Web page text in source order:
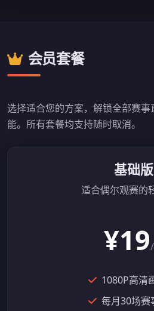
会员套餐
选择适合您的方案，解锁全部赛
能。所有套餐均支持随时取消。
基础版
适合偶尔观赛的
¥19
1080P高清
每月30场赛